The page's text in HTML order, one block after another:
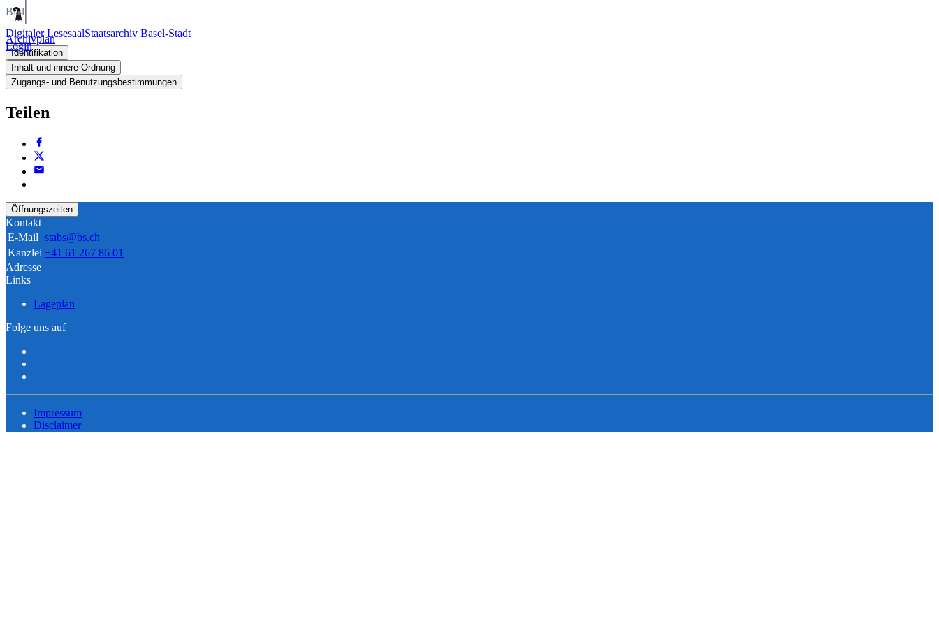
Digitaler LesesaalStaatsarchiv Basel-Stadt
Login
Bild
Archivplan
Identifikation
Inhalt und innere Ordnung
Zugangs- und Benutzungsbestimmungen
Teilen
Öffnungszeiten
Kontakt
E-Mail stabs@bs.ch
Kanzlei +41 61 267 86 01
Adresse
Links
Lageplan
Folge uns auf
Impressum
Disclaimer